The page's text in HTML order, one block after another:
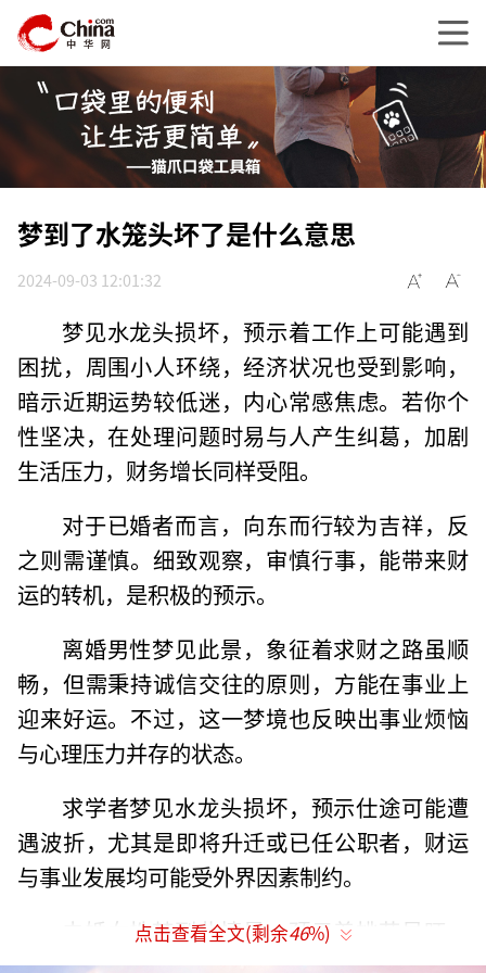
梦到了水笼头坏了是什么意思
2024-09-03 12:01:32
梦见水龙头损坏，预示着工作上可能遇到
困扰，周围小人环绕，经济状况也受到影响，
暗示近期运势较低迷，内心常感焦虑。若你个
性坚决，在处理问题时易与人产生纠葛，加剧
生活压力，财务增长同样受阻。
对于已婚者而言，向东而行较为吉祥，反
之则需谨慎。细致观察，审慎行事，能带来财
运的转机，是积极的预示。
离婚男性梦见此景，象征着求财之路虽顺
畅，但需秉持诚信交往的原则，方能在事业上
迎来好运。不过，这一梦境也反映出事业烦恼
与心理压力并存的状态。
求学者梦见水龙头损坏，预示仕途可能遭
遇波折，尤其是即将升迁或已任公职者，财运
与事业发展均可能受外界因素制约。
未婚女性梦到此情景，预示着桃花虽旺，
但情感之路并不平坦，复杂的异性关系可能导
点击查看全文(剩余46%)